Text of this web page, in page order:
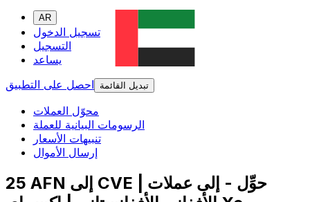
AR
تسجيل الدخول
التسجيل
يساعد
احصل على التطبيق
تبديل القائمة
محوّل العملات
الرسومات البيانية للعملة
تنبيهات الأسعار
إرسال الأموال
25 AFN إلى CVE | حوِّل - إلى عملات